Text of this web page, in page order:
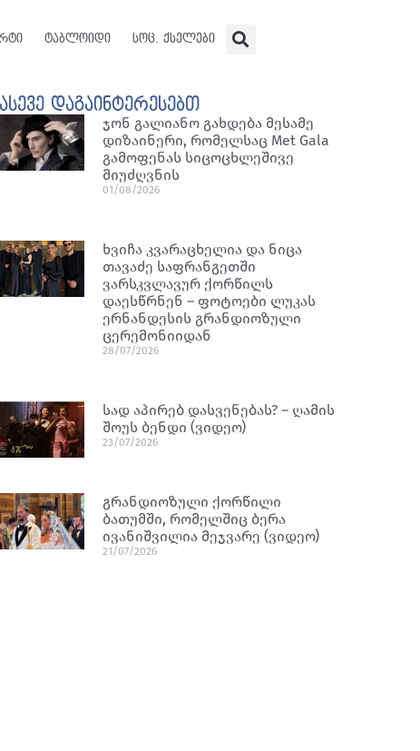
ტაბლოიდი სოც. ქსელები
ასევე დაგაინტერესებთ
ჯონ გალიანო გახდება მესამე
დიზაინერი, რომელსაც Met Gala
გამოფენას სიცოცხლეშივე
მიუძღვნის
01/08/2026
ხვიჩა კვარაცხელია და ნიცა
თავაძე საფრანგეთში
ვარსკვლავურ ქორწილს
დაესწრნენ – ფოტოები ლუკას
ერნანდესის გრანდიოზული
ცერემონიიდან
28/07/2026
სად აპირებ დასვენებას? – ღამის
შოუს ბენდი (ვიდეო)
23/07/2026
გრანდიოზული ქორწილი
ბათუმში, რომელშიც ბერა
ივანიშვილია მეჯვარე (ვიდეო)
21/07/2026